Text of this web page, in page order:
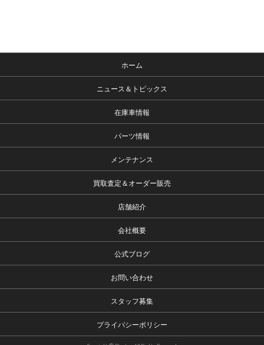
ホーム
ニュース＆トピックス
在庫車情報
パーツ情報
メンテナンス
買取査定＆オーダー販売
店舗紹介
会社概要
公式ブログ
お問い合わせ
スタッフ募集
プライバシーポリシー